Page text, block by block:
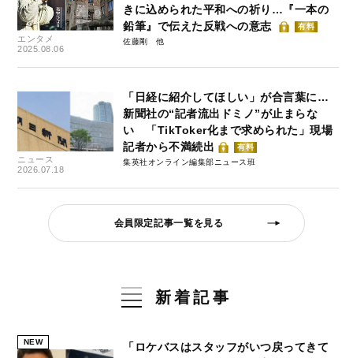
エンタメ
2025.08.06
きに込められた平和への祈り…『一本の
鉛筆』で伝えた反戦への意志
有料
佐藤剛
ニュース
2026.07.18
「日経に紹介してほしい」が合言葉に…
新聞社の“記者流出ドミノ”が止まらな
い 「TikToker化まで求められた」現場
記者から不満続出
有料
集英社オンライン編集部ニュース班
会員限定記事一覧を見る
新着記事
NEW
「ロケバスはスタッフがいつ戻ってきて